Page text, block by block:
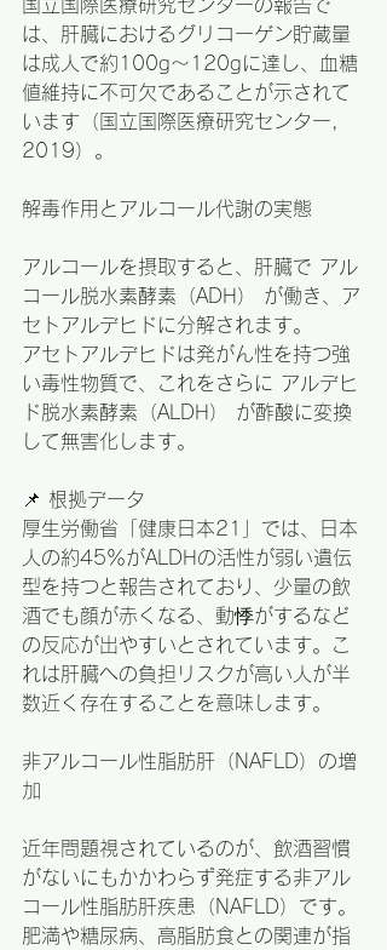
国立国際医療研究センターの報告で
は、肝臓におけるグリコーゲン貯蔵量
は成人で約100g〜120gに達し、血糖
値維持に不可欠であることが示されて
います（国立国際医療研究センター,
2019）。
解毒作用とアルコール代謝の実態
アルコールを摂取すると、肝臓で アル
コール脱水素酵素（ADH） が働き、ア
セトアルデヒドに分解されます。
アセトアルデヒドは発がん性を持つ強
い毒性物質で、これをさらに アルデヒ
ド脱水素酵素（ALDH） が酢酸に変換
して無害化します。
📌 根拠データ
厚生労働省「健康日本21」では、日本
人の約45％がALDHの活性が弱い遺伝
型を持つと報告されており、少量の飲
酒でも顔が赤くなる、動悸がするなど
の反応が出やすいとされています。こ
れは肝臓への負担リスクが高い人が半
数近く存在することを意味します。
非アルコール性脂肪肝（NAFLD）の増
加
近年問題視されているのが、飲酒習慣
がないにもかかわらず発症する非アル
コール性脂肪肝疾患（NAFLD）です。
肥満や糖尿病、高脂肪食との関連が指